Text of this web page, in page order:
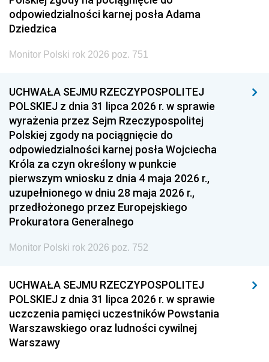
odpowiedzialności karnej posła Adama
Dziedzica
Monitor Polski rok 2026 poz. 751
UCHWAŁA SEJMU RZECZYPOSPOLITEJ
POLSKIEJ z dnia 31 lipca 2026 r. w sprawie
wyrażenia przez Sejm Rzeczypospolitej
Polskiej zgody na pociągnięcie do
odpowiedzialności karnej posła Wojciecha
Króla za czyn określony w punkcie
pierwszym wniosku z dnia 4 maja 2026 r.,
uzupełnionego w dniu 28 maja 2026 r.,
przedłożonego przez Europejskiego
Prokuratora Generalnego
Monitor Polski rok 2026 poz. 752
UCHWAŁA SEJMU RZECZYPOSPOLITEJ
POLSKIEJ z dnia 31 lipca 2026 r. w sprawie
uczczenia pamięci uczestników Powstania
Warszawskiego oraz ludności cywilnej
Warszawy